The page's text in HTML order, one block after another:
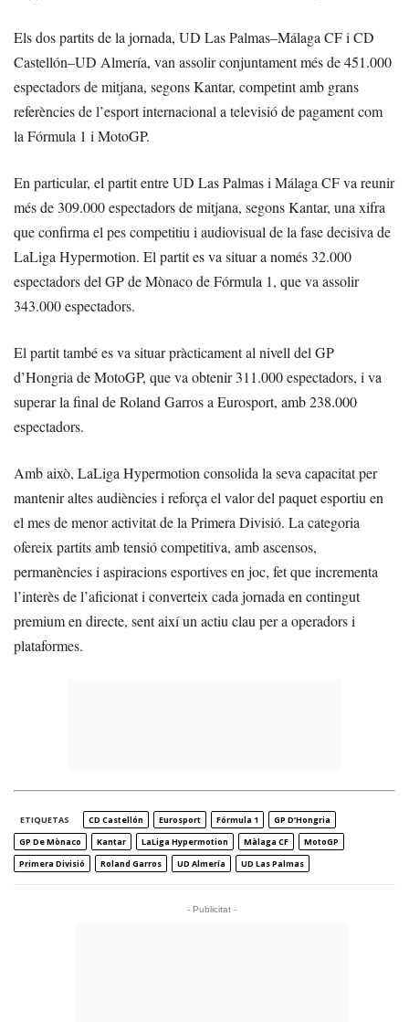
Els dos partits de la jornada, UD Las Palmas–Málaga CF i CD
Castellón–UD Almería, van assolir conjuntament més de 451.000
espectadors de mitjana, segons Kantar, competint amb grans
referències de l’esport internacional a televisió de pagament com
la Fórmula 1 i MotoGP.
En particular, el partit entre UD Las Palmas i Málaga CF va reunir
més de 309.000 espectadors de mitjana, segons Kantar, una xifra
que confirma el pes competitiu i audiovisual de la fase decisiva de
LaLiga Hypermotion. El partit es va situar a només 32.000
espectadors del GP de Mònaco de Fórmula 1, que va assolir
343.000 espectadors.
El partit també es va situar pràcticament al nivell del GP
d’Hongria de MotoGP, que va obtenir 311.000 espectadors, i va
superar la final de Roland Garros a Eurosport, amb 238.000
espectadors.
Amb això, LaLiga Hypermotion consolida la seva capacitat per
mantenir altes audiències i reforça el valor del paquet esportiu en
el mes de menor activitat de la Primera Divisió. La categoria
ofereix partits amb tensió competitiva, amb ascensos,
permanències i aspiracions esportives en joc, fet que incrementa
l’interès de l’aficionat i converteix cada jornada en contingut
premium en directe, sent així un actiu clau per a operadors i
plataformes.
ETIQUETAS CD Castellón Eurosport Fórmula 1
GP D’Hongria
GP De Mònaco
Kantar LaLiga Hypermotion Màlaga CF
MotoGP
Primera Divisió
Roland Garros UD Almería UD Las Palmas
- Publicitat -